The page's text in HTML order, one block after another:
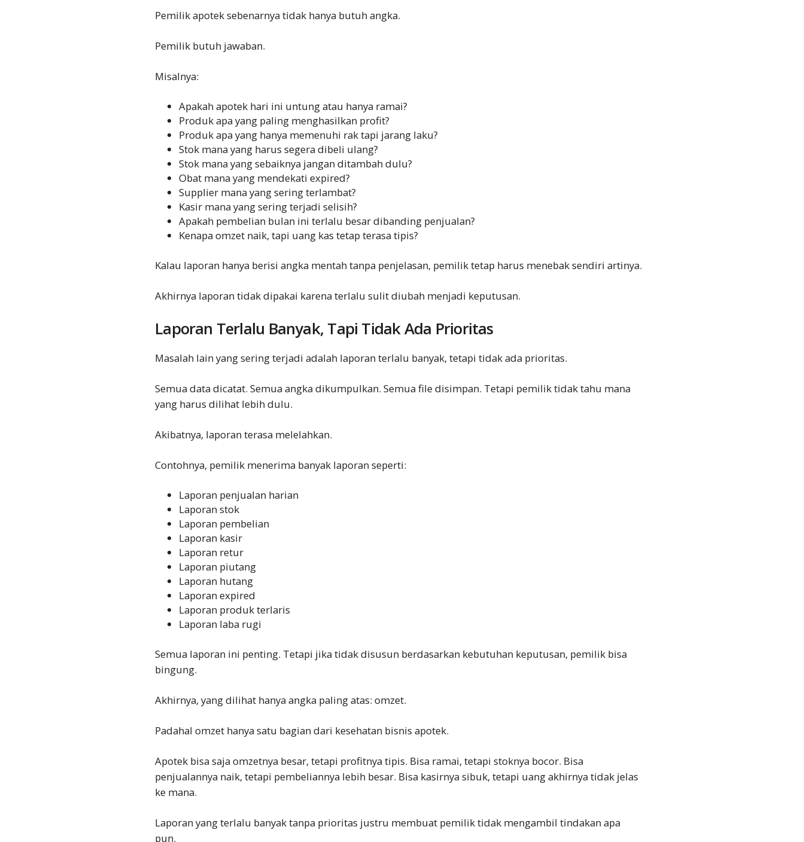
Pemilik apotek sebenarnya tidak hanya butuh angka.
Pemilik butuh jawaban.
Misalnya:
Apakah apotek hari ini untung atau hanya ramai?
Produk apa yang paling menghasilkan profit?
Produk apa yang hanya memenuhi rak tapi jarang laku?
Stok mana yang harus segera dibeli ulang?
Stok mana yang sebaiknya jangan ditambah dulu?
Obat mana yang mendekati expired?
Supplier mana yang sering terlambat?
Kasir mana yang sering terjadi selisih?
Apakah pembelian bulan ini terlalu besar dibanding penjualan?
Kenapa omzet naik, tapi uang kas tetap terasa tipis?
Kalau laporan hanya berisi angka mentah tanpa penjelasan, pemilik tetap harus menebak sendiri artinya.
Akhirnya laporan tidak dipakai karena terlalu sulit diubah menjadi keputusan.
Laporan Terlalu Banyak, Tapi Tidak Ada Prioritas
Masalah lain yang sering terjadi adalah laporan terlalu banyak, tetapi tidak ada prioritas.
Semua data dicatat. Semua angka dikumpulkan. Semua file disimpan. Tetapi pemilik tidak tahu mana
yang harus dilihat lebih dulu.
Akibatnya, laporan terasa melelahkan.
Contohnya, pemilik menerima banyak laporan seperti:
Laporan penjualan harian
Laporan stok
Laporan pembelian
Laporan kasir
Laporan retur
Laporan piutang
Laporan hutang
Laporan expired
Laporan produk terlaris
Laporan laba rugi
Semua laporan ini penting. Tetapi jika tidak disusun berdasarkan kebutuhan keputusan, pemilik bisa
bingung.
Akhirnya, yang dilihat hanya angka paling atas: omzet.
Padahal omzet hanya satu bagian dari kesehatan bisnis apotek.
Apotek bisa saja omzetnya besar, tetapi profitnya tipis. Bisa ramai, tetapi stoknya bocor. Bisa
penjualannya naik, tetapi pembeliannya lebih besar. Bisa kasirnya sibuk, tetapi uang akhirnya tidak jelas
ke mana.
Laporan yang terlalu banyak tanpa prioritas justru membuat pemilik tidak mengambil tindakan apa
pun.